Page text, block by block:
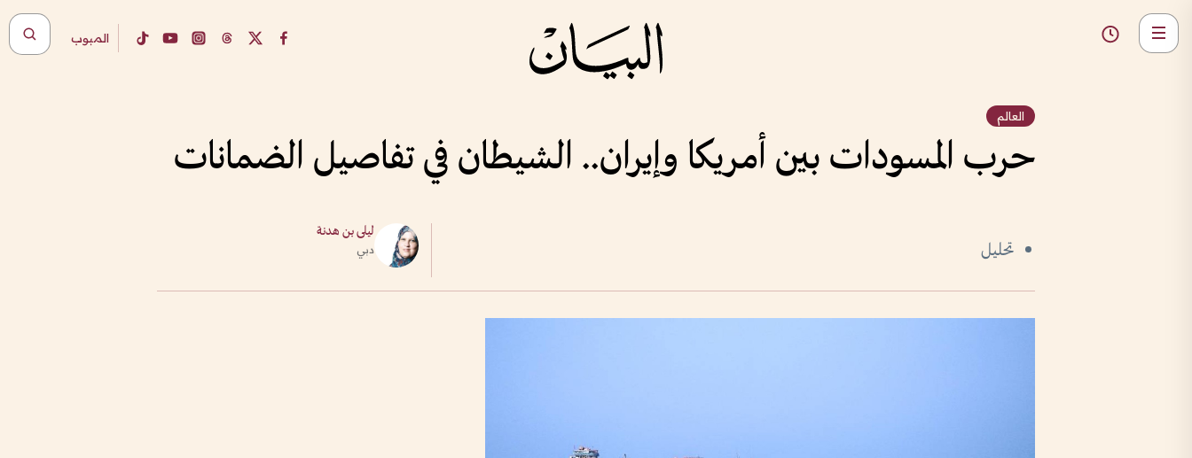
المبوب
العالم
حرب المسودات بين أمريكا وإيران.. الشيطان في تفاصيل الضمانات
تحليل
ليلى بن هدنة
دبي